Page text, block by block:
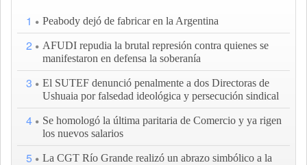
1 Peabody dejó de fabricar en la Argentina
2
AFUDI repudia la brutal represión contra quienes se
manifestaron en defensa la soberanía
3
El SUTEF denunció penalmente a dos Directoras de
Ushuaia por falsedad ideológica y persecución sindical
4
Se homologó la última paritaria de Comercio y ya rigen
los nuevos salarios
5 La CGT Río Grande realizó un abrazo simbólico a la